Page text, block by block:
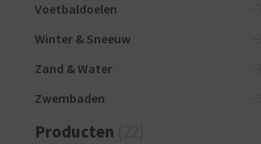
Voetbaldoelen
Winter & Sneeuw
Zand & Water
Zwembaden
Producten